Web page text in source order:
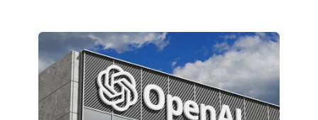
ПРИОРИТЕТНЫЕ
ЗАДАЧИ
ПО
РАЗВИТИЮ
ЭКОСИСТЕМЫ